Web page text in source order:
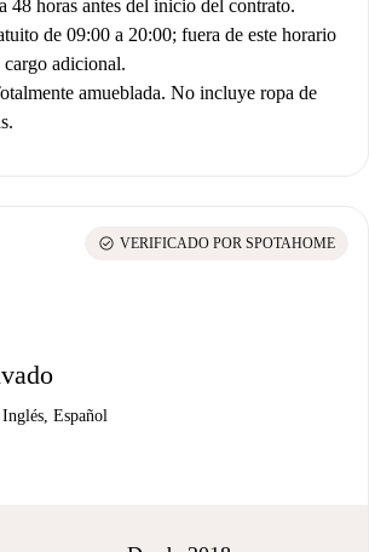
48 horas antes del inicio del contrato.
de 09:00 a 20:00; fuera de este horario
cargo adicional.
amueblada. No incluye ropa de
Español
check_circle VERIFICADO POR SPOTAHOME